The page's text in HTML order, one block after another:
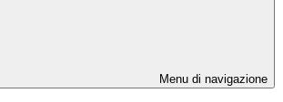
Menu di navigazione